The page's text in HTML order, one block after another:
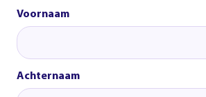
Voornaam
Achternaam